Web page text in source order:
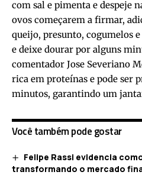
com sal e pimenta e despeje
ovos começarem a firmar,
queijo, presunto, cogumelos
e deixe dourar por alguns
comentador Jose Severiano
rica em proteínas e pode ser
minutos, garantindo um
Você também pode gostar
Felipe Rassi evidencia
transformando o mercado